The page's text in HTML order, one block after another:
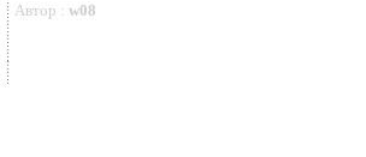
Автор : w08